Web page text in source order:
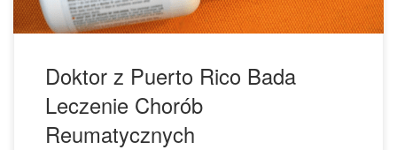
Doktor z Puerto Rico Bada
Leczenie Chorób
Reumatycznych